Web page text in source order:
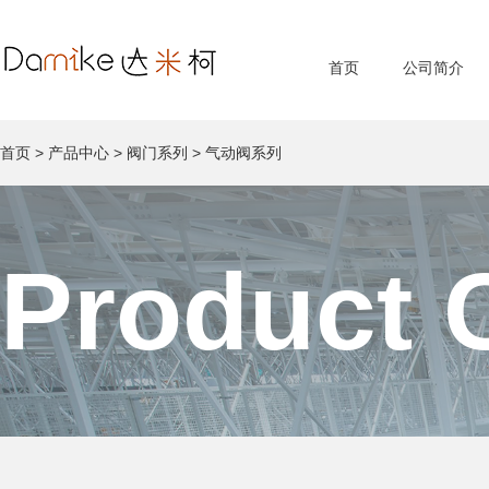
首页 公司简介
首页 > 产品中心 > 阀门系列 > 气动阀系列
Product